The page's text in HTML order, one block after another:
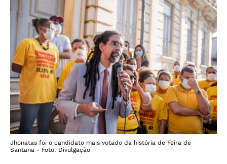
Jhonatas foi o candidato mais votado da história de Feira de
Santana - Foto: Divulgação